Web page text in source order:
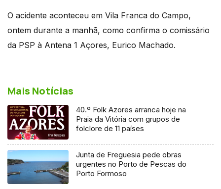
O acidente aconteceu em Vila Franca do Campo,
ontem durante a manhã, como confirma o comissário
da PSP à Antena 1 Açores, Eurico Machado.
Mais Notícias
40.º Folk Azores arranca hoje na
Praia da Vitória com grupos de
folclore de 11 países
Junta de Freguesia pede obras
urgentes no Porto de Pescas do
Porto Formoso